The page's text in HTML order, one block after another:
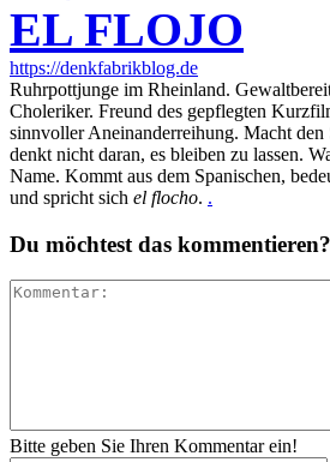
EL FLOJO
https://denkfabrikblog.de
Ruhrpottjunge im Rheinland.
Choleriker. Freund des gepflegten
sinnvoller Aneinanderreihung. Macht den
denkt nicht daran, es bleiben zu lassen.
Name. Kommt aus dem Spanischen,
und spricht sich el flocho. .
Du möchtest das
Bitte geben Sie Ihren Kommentar ein!